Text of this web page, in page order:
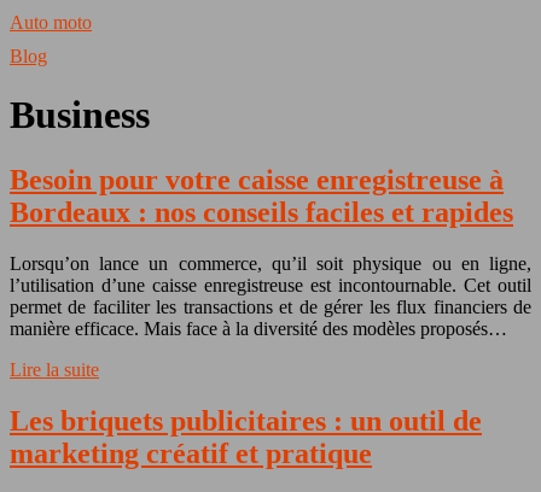
Auto moto
Blog
Business
Besoin pour votre caisse enregistreuse à
Bordeaux : nos conseils faciles et rapides
Lorsqu’on lance un commerce, qu’il soit physique ou en ligne,
l’utilisation d’une caisse enregistreuse est incontournable. Cet outil
permet de faciliter les transactions et de gérer les flux financiers de
manière efficace. Mais face à la diversité des modèles proposés…
Lire la suite
Les briquets publicitaires : un outil de
marketing créatif et pratique